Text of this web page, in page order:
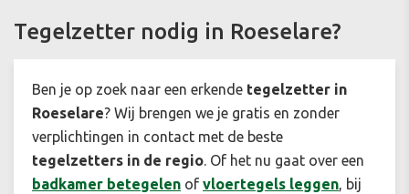
Tegelzetter nodig in Roeselare?
Ben je op zoek naar een erkende tegelzetter in
Roeselare? Wij brengen we je gratis en zonder
verplichtingen in contact met de beste
tegelzetters in de regio. Of het nu gaat over een
badkamer betegelen of vloertegels leggen, bij